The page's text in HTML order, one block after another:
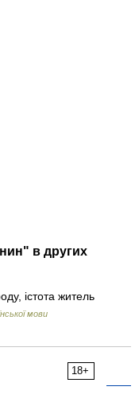
в других
істота житель
мови
18+